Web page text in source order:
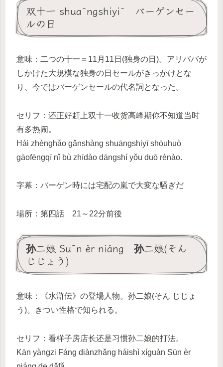
双十一 shuāngshiyī バーゲンセー
ルの日
意味：二つの十一＝11月11日(独身の日)。アリババが
しかけた大規模な独身の日セールがきっかけとな
り、今ではバーゲンセールの代名詞となった。
セリフ：还正好赶上双十一收货高峰期你不知道当时
有多热闹。
Hái zhènghǎo gǎnshàng shuāngshiyī shōuhuò
gāofēngqī nǐ bù zhīdào dāngshí yǒu duō rènào.
字幕：バーゲン時には宅配の嵐で大変な騒ぎだ
場所：第四話 21～22分前後
孙二娘 Sūn èr niáng 孙二娘(そん
じじょう)
意味：《水滸伝》の登場人物。孙二娘(そん じじょ
う)。きつい性格で知られる。
セリフ：看样子房店长还是习惯孙二娘的打法。
Kān yàngzi Fáng diànzhǎng háishì xíguàn Sūn èr